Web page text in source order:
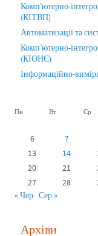
Комп’ютерно-
(КІТВП)
Автоматизації та
Комп’ютерно-
(КІОНС)
Інформаційно-
Пн Вт Ср
6
7
13
14
20
21
27
28
« Чер Сер »
Архіви